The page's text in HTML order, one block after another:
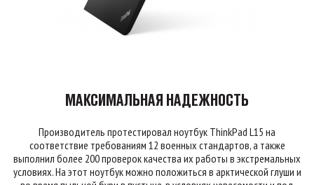
МАКСИМАЛЬНАЯ НАДЕЖНОСТЬ
Производитель протестировал ноутбук ThinkPad L15 на
соответствие требованиям 12 военных стандартов, а также
выполнил более 200 проверок качества их работы в экстремальных
условиях. На этот ноутбук можно положиться в арктической глуши и